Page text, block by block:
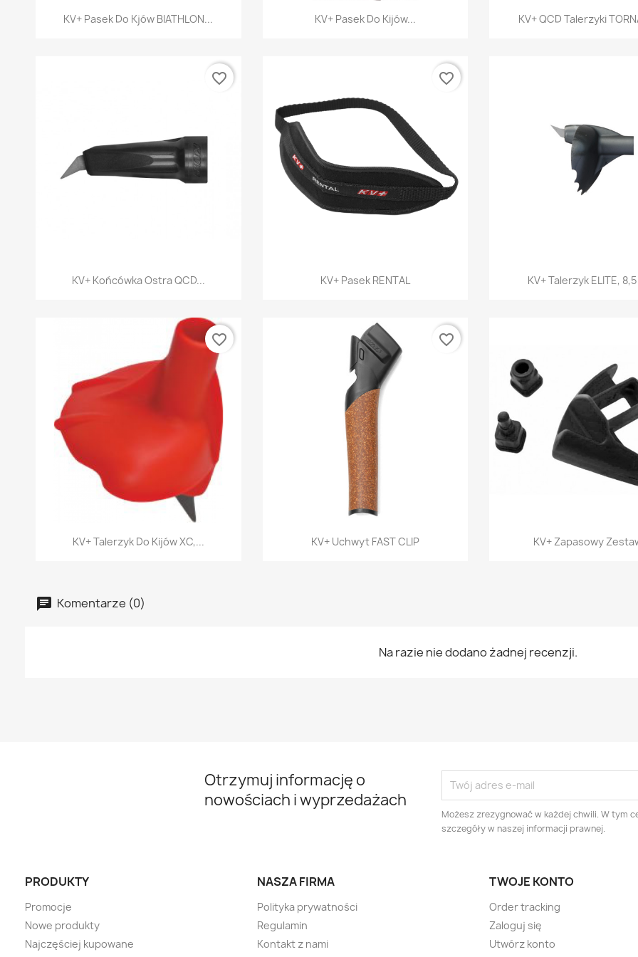
Szybki podgląd
KV+ Pasek Do Kjów BIATHLON... Szybki podgląd
KV+ Pasek Do Kijów... Szybki
KV+ QCD Talerzyki
Szybki podgląd
KV+ Końcówka Ostra QCD...
favorite_border
Szybki podgląd
KV+ Pasek RENTAL
favorite_border
Szybki
KV+ Talerzyk ELITE,
Szybki podgląd
KV+ Talerzyk Do Kijów XC,...
favorite_border
Szybki podgląd
KV+ Uchwyt FAST CLIP
favorite_border
Szybki
KV+ Zapasowy
Komentarze (0)
Na razie nie dodano żadnej recenzji.
Otrzymuj informację o
nowościach i wyprzedażach
Możesz zrezygnować w każdej chwili. W tym
szczegóły w naszej informacji prawnej.
PRODUKTY
Promocje
Nowe produkty
Najczęściej kupowane
NASZA FIRMA
Polityka prywatności
Regulamin
Kontakt z nami
TWOJE KONTO
Order tracking
Zaloguj się
Utwórz konto